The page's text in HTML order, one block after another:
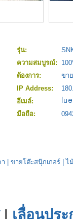
รุ่น:
ความสมบูรณ์:
ต้องการ:
ขาย
IP Address:
อีเมล์:
มือถือ:
ขายโต๊ะสนุ๊กเกอร์ |ไ
| เลื่อนปร